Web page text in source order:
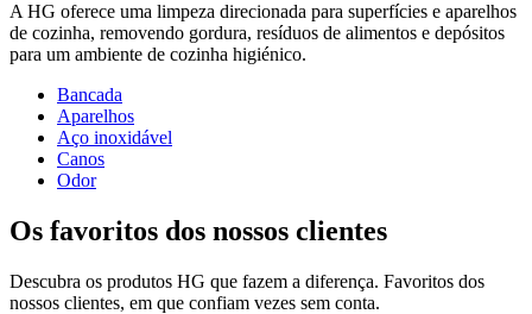
A HG oferece uma limpeza direcionada para superfícies e aparelhos
de cozinha, removendo gordura, resíduos de alimentos e depósitos
para um ambiente de cozinha higiénico.
Bancada
Aparelhos
Aço inoxidável
Canos
Odor
Os favoritos dos nossos clientes
Descubra os produtos HG que fazem a diferença. Favoritos dos
nossos clientes, em que confiam vezes sem conta.